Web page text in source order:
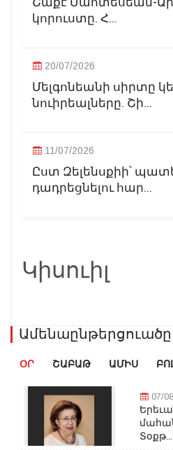
կորուստը. Հ...
20/07/2026
Մելգոնեանի սիրտը
նուիրեալները. Շի...
11/07/2026
Ըստ Զելենսքիի՝
դադրեցնելու հար...
Կիսուիլ
Ամենաընթերցուածը
ՕՐ ՇԱԲԱԹ ԱՄԻՍ
07/
Տօքթ...